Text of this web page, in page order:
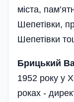
міста,
Шепетівки,
Шепетівки
Брицький
1952 року у
роках -